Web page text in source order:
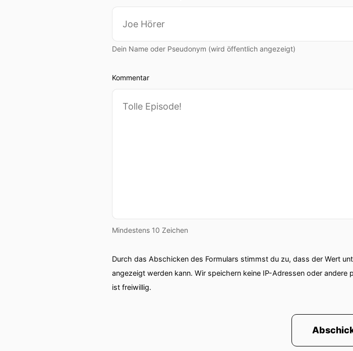
Dein Name oder Pseudonym (wird öffentlich angezeigt)
Kommentar
Mindestens 10 Zeichen
Durch das Abschicken des Formulars stimmst du zu, dass der Wert
angezeigt werden kann. Wir speichern keine IP-Adressen oder
ist freiwillig.